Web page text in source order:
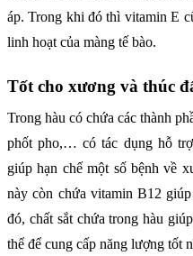
áp. Trong khi đó thì vitamin E
linh hoạt của màng tế bào.
Tốt cho xương và thúc
Trong hàu có chứa các thành
phốt pho,… có tác dụng hỗ
giúp hạn chế một số bệnh về
này còn chứa vitamin B12
đó, chất sắt chứa trong hàu
thể để cung cấp năng lượng tốt